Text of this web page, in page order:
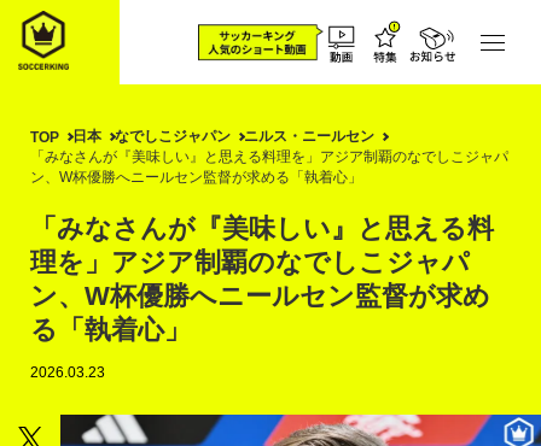
TOP 日本 なでしこジャパン
ニルス・ニールセン
「みなさんが『美味しい』と思える料理を」アジア制覇のなでしこジャパ
ン、W杯優勝へニールセン監督が求める「執着心」
「みなさんが『美味しい』と思える料
理を」アジア制覇のなでしこジャパ
ン、W杯優勝へニールセン監督が求め
る「執着心」
2026.03.23